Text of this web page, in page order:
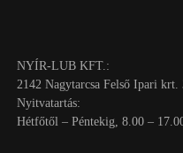
NYÍR-LUB KFT.:
2142 Nagytarcsa Felső Ipari krt.
Nyitvatartás:
Hétfőtől – Péntekig, 8.00 –